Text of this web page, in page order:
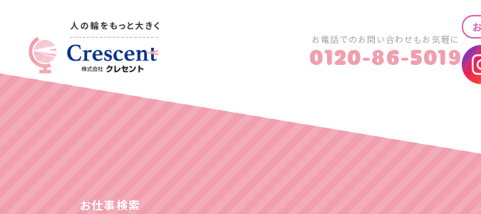
お電話でのお問い合わせもお気軽に
0120-86-5019
お仕事検索